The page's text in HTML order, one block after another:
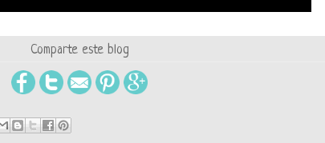
Comparte este blog